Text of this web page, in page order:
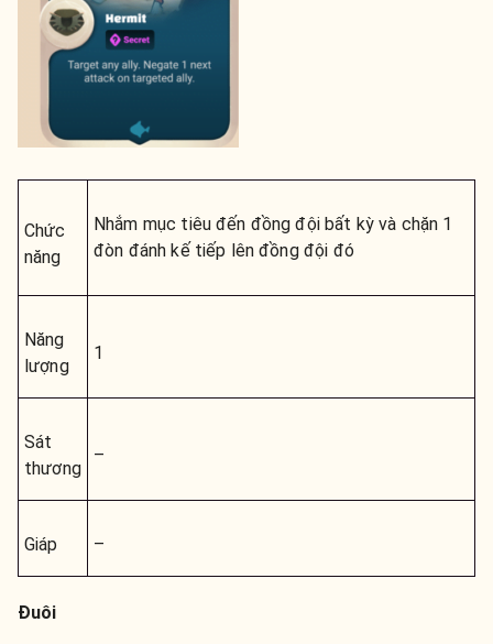
Chức
năng
Nhắm mục tiêu đến đồng đội bất kỳ và chặn 1
đòn đánh kế tiếp lên đồng đội đó
Năng
lượng
1
Sát
thương
–
Giáp –
Đuôi